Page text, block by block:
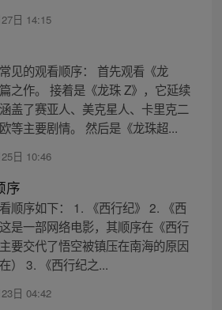
日 14:15
见的观看顺序： 首先观看《龙
之作。 接着是《龙珠 Z》，它延续
盖了赛亚人、美克星人、卡里克二
等主要剧情。 然后是《龙珠超...
日 10:46
序
顺序如下： 1. 《西行纪》 2. 《西
是一部网络电影，其顺序在《西行
要交代了悟空被镇压在南海的原因
） 3. 《西行纪之...
日 04:42